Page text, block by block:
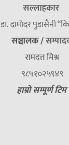
सल्लाहकार
डा. दामाेदर पुडासैनी
सञ्चालक /
रामदत्त मिश्र
९८५१०२५९४९
हाम्रो सम्पूर्ण टिम